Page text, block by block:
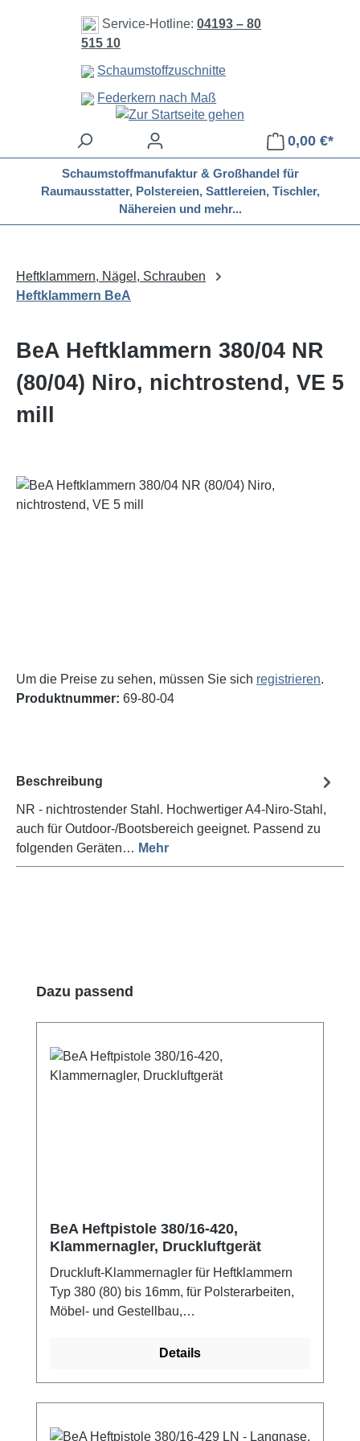
Zum Hauptinhalt springen
Service-Hotline:04193 – 80
515 10
Schaumstoffzuschnitte
Federkern nach Maß
0,00 €*
Schaumstoffmanufaktur & Großhandel für
Raumausstatter, Polstereien, Sattlereien, Tischler,
Nähereien und mehr...
Heftklammern, Nägel, Schrauben
Heftklammern BeA
BeA Heftklammern 380/04 NR
(80/04) Niro, nichtrostend, VE 5
mill
Bildergalerie überspringen
Um die Preise zu sehen, müssen Sie sich registrieren.
Produktnummer: 69-80-04
Beschreibung
NR - nichtrostender Stahl. Hochwertiger A4-Niro-Stahl,
auch für Outdoor-/Bootsbereich geeignet. Passend zu
folgenden Geräten… Mehr
Produktgalerie überspringen
Dazu passend
BeA Heftpistole 380/16-420,
Klammernagler, Druckluftgerät
Druckluft-Klammernagler für Heftklammern
Typ 380 (80) bis 16mm, für Polsterarbeiten,
Möbel- und Gestellbau,
Montagebau, Tischlerei, Dekoration und
Unterladermagazin, Wartungsfreundlichkeit.
Details